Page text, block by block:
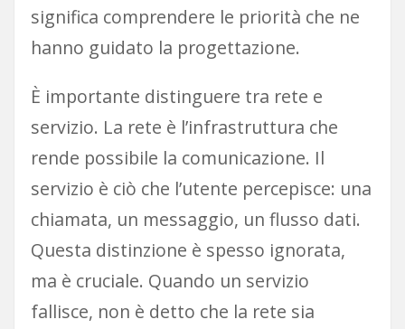
significa comprendere le priorità che ne
hanno guidato la progettazione.
È importante distinguere tra rete e
servizio. La rete è l’infrastruttura che
rende possibile la comunicazione. Il
servizio è ciò che l’utente percepisce: una
chiamata, un messaggio, un flusso dati.
Questa distinzione è spesso ignorata,
ma è cruciale. Quando un servizio
fallisce, non è detto che la rete sia